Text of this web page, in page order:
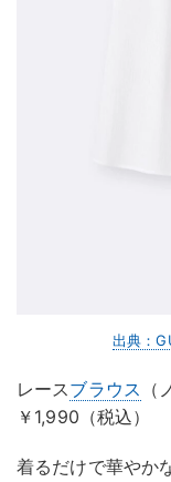
出典：
レースブラウス
￥1,990（税込）
着るだけで華やか